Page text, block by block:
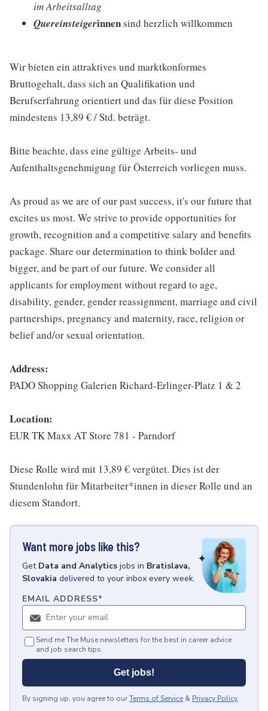
im Arbeitsalltag
Quereinsteigerinnensind herzlich willkommen
Wir bieten ein attraktives und marktkonformes
Bruttogehalt, dass sich an Qualifikation und
Berufserfahrung orientiert und das für diese Position
mindestens 13,89 € / Std. beträgt.
Bitte beachte, dass eine gültige Arbeits- und
Aufenthaltsgenehmigung für Österreich vorliegen muss.
As proud as we are of our past success, it's our future that
excites us most. We strive to provide opportunities for
growth, recognition and a competitive salary and benefits
package. Share our determination to think bolder and
bigger, and be part of our future. We consider all
applicants for employment without regard to age,
disability, gender, gender reassignment, marriage and civil
partnerships, pregnancy and maternity, race, religion or
belief and/or sexual orientation.
Address:
PADO Shopping Galerien Richard-Erlinger-Platz 1 & 2
Location:
EUR TK Maxx AT Store 781 - Parndorf
Diese Rolle wird mit 13,89 € vergütet. Dies ist der
Stundenlohn für Mitarbeiter*innen in dieser Rolle und an
diesem Standort.
Want more jobs like this?
Get Data and Analytics jobs in Bratislava,
Slovakia delivered to your inbox every week.
EMAIL ADDRESS*
Send me The Muse newsletters for the best in career advice
and job search tips.
Get jobs!
By signing up, you agree to ourTerms of Service & Privacy Policy.